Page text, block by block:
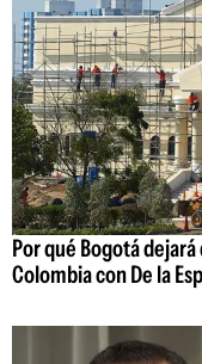
Por qué Bogotá
Colombia con De la